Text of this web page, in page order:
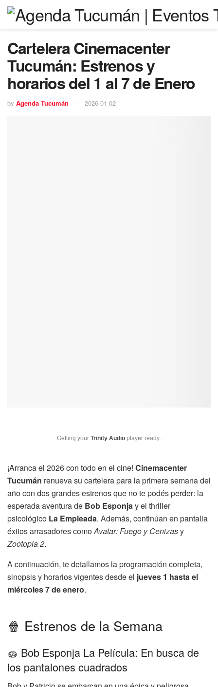
Cartelera Cinemacenter
Tucumán: Estrenos y
horarios del 1 al 7 de Enero
by Agenda Tucumán 2026-01-02
Getting your Trinity Audio player ready...
¡Arranca el 2026 con todo en el cine! Cinemacenter
Tucumán renueva su cartelera para la primera semana del
año con dos grandes estrenos que no te podés perder: la
esperada aventura de Bob Esponjay el thriller
psicológico La Empleada. Además, continúan en pantalla
éxitos arrasadores comoAvatar: Fuego y Cenizasy
Zootopia 2.
A continuación, te detallamos la programación completa,
sinopsis y horarios vigentes desde el jueves 1 hasta el
miércoles 7 de enero.
🍿 Estrenos de la Semana
🧽 Bob Esponja La Película: En busca de
los pantalones cuadrados